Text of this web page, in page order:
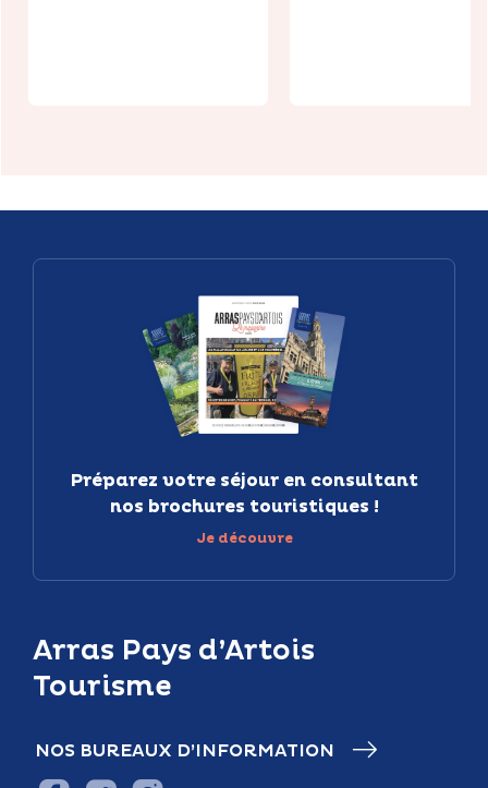
Arras Pays d’Artois
Tourisme
NOS BUREAUX D’INFORMATION
Préparez votre séjour en consultant
nos brochures touristiques !
Je découvre